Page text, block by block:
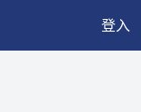
登入